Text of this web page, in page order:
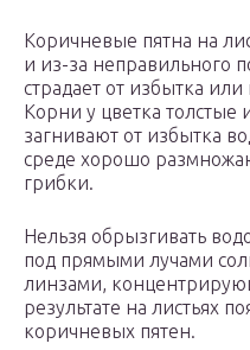
Коричневые пятна на
и из-за неправильного
страдает от избытка или
Корни у цветка толстые
загнивают от избытка
среде хорошо
грибки.
Нельзя обрызгивать
под прямыми лучами
линзами,
результате на листьях
коричневых пятен.